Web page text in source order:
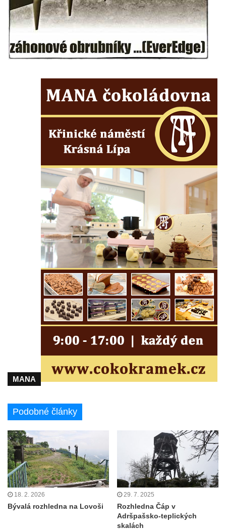
Rozhledna Královka
Špičák u Varnsdorfu (Spitzberg)
Rozhledna Studenec
Rozhledna Jedlová
Rozhledna Dymník (aneb Augustova věž)
Rozhledna Semenec u Týna nad Vltavou
Rozhledna Hard (Hartberg) v Sokolově
Bismarckova rozhledna – Háj u Aše
Rozhledna Císařský kámen
Rozhledna Kopanina
Rozhledna Pajndl na Tisovském vrchu v
Krušných horách
Rozhledna Vlčí hora
MANA
Podobné články
18. 2. 2026
Bývalá rozhledna na Lovoši
29. 7. 2025
Rozhledna Čáp v
Adršpašsko-teplických
skalách